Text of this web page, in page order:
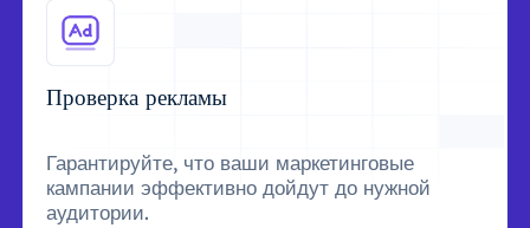
Проверка рекламы
Гарантируйте, что ваши маркетинговые
кампании эффективно дойдут до нужной
аудитории.